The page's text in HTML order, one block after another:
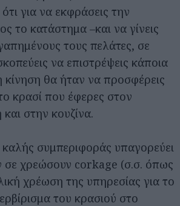
για να εκφράσεις την
το κατάστημα –και να γίνεις
τους πελάτες, σε
να επιστρέψεις κάποια
κίνηση θα ήταν να προσφέρεις
κρασί που έφερες στον
στην κουζίνα.
καλής συμπεριφοράς υπαγορεύει
σε χρεώσουν corkage (σ.σ. όπως
χρέωση της υπηρεσίας για το
του κρασιού στο